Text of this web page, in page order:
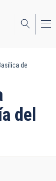
de
del